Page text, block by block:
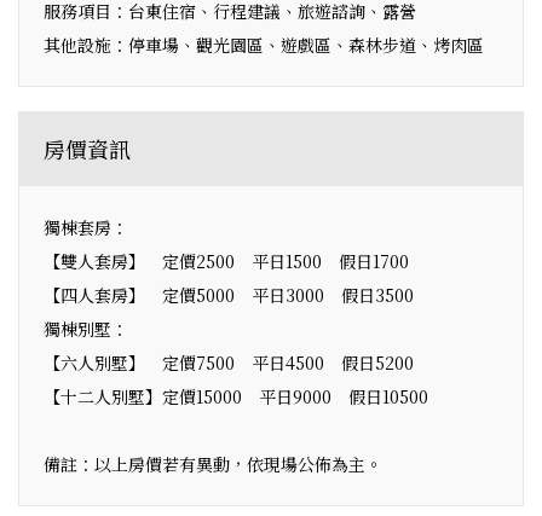
服務項目：台東住宿、行程建議、旅遊諮詢、露營
其他設施：停車場、觀光園區、遊戲區、森林步道、烤肉區
房價資訊
獨棟套房：
【雙人套房】 定價2500 平日1500 假日1700
【四人套房】 定價5000 平日3000 假日3500
獨棟別墅：
【六人別墅】 定價7500 平日4500 假日5200
【十二人別墅】定價15000 平日9000 假日10500
備註：以上房價若有異動，依現場公佈為主。